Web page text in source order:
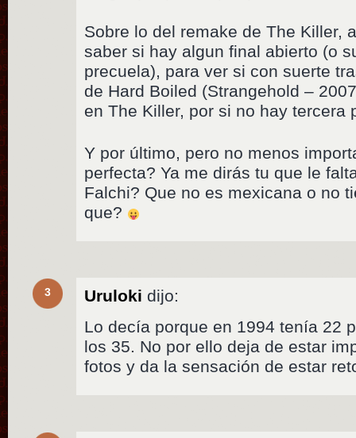
Sobre lo del remake de The Killer,
saber si hay algun final abierto (o
precuela), para ver si con suerte
de Hard Boiled (Strangehold –
en The Killer, por si no hay
Y por último, pero no menos
perfecta? Ya me dirás tu que le
Falchi? Que no es mexicana o no
que?
3 Uruloki dijo:
Lo decía porque en 1994 tenía 22
los 35. No por ello deja de estar
fotos y da la sensación de estar